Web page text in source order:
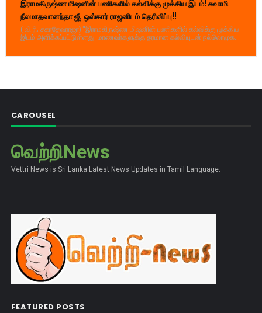
இராமகிருஷ்ண மிஷனின் பணிகளில் கல்விக்கு முக்கிய இடம்! சுவாமி
நீலமாதவானந்தா ஜீ, ஒஸ்கார் ராஜனிடம் தெரிவிப்பு!!
( வி.ரி. சகாதேவராஜா) "இராமகிருஷ்ண மிஷனின் பணிகளில் கல்விக்கு முக்கிய
இடம் அளிக்கப்பட்டுள்ளது. மாணவர்களுக்கு தரமான கல்வியுடன் நல்லொழுக...
CAROUSEL
வெற்றிNews
Vettri News is Sri Lanka Latest News Updates in Tamil Language.
FEATURED POSTS